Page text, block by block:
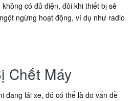
có đủ điện, đôi khi thiết bị sẽ
ngừng hoạt động, ví dụ như radio
Chết Máy
đang lái xe, đó có thể là do vấn đề